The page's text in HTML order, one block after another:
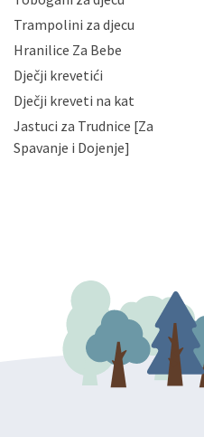
priopćavanje osobnih
zaposlenicima kojima su
slučajevima koji su
da možete u svako
zatražiti prestanak
podataka. Opoziv
gore navedenu adresu ili
Trampolini za djecu
Hranilice Za Bebe
Dječji krevetići
Dječji kreveti na kat
Jastuci za Trudnice [Za
Spavanje i Dojenje]